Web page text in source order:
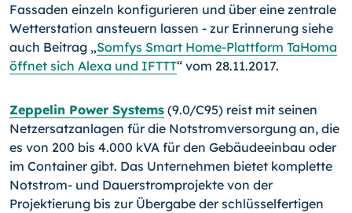
Fassaden einzeln konfigurieren und über eine zentrale
Wetterstation ansteuern lassen - zur Erinnerung siehe
auch Beitrag „Somfys Smart Home-Plattform TaHoma
öffnet sich Alexa und IFTTT“ vom 28.11.2017.
Zeppelin Power Systems (9.0/C95) reist mit seinen
Netzersatzanlagen für die Notstromversorgung an, die
es von 200 bis 4.000 kVA für den Gebäudeeinbau oder
im Container gibt. Das Unternehmen bietet komplette
Notstrom- und Dauerstromprojekte von der
Projektierung bis zur Übergabe der schlüsselfertigen